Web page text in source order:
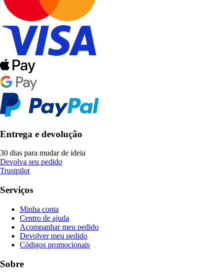
Entrega e devolução
30 dias para mudar de ideia
Devolva seu pedido
Trustpilot
Serviços
Minha conta
Centro de ajuda
Acompanhar meu pedido
Devolver meu pedido
Códigos promocionais
Sobre